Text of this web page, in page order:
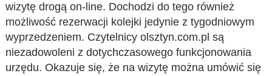
wizytę drogą on-line. Dochodzi do tego również
możliwość rezerwacji kolejki jedynie z tygodniowym
wyprzedzeniem. Czytelnicy olsztyn.com.pl są
niezadowoleni z dotychczasowego funkcjonowania
urzędu. Okazuje się, że na wizytę można umówić się